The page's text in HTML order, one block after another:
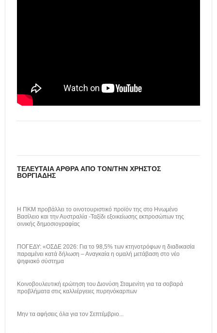
ΤΕΛΕΥΤΑΊΑ ΆΡΘΡΑ ΑΠΌ ΤΟΝ/ΤΗΝ ΧΡΉΣΤΟΣ
ΒΟΡΓΙΆΔΗΣ
H ΠΚΜ προβάλλει το οινοτουριστικό προϊόν της στο Ηνωμένο
Βασίλειο και την Αυστραλία -Ταξίδι εξοικείωσης εκπροσώπων της
οινικής δημοσιογραφίας
ΠΟΓΕΔΥ: «ΟΣΔΕ 2026: Για το 98,5% των κτηνοτρόφων η διαδικασία
παραμένει κατά δήλωση – Αναγκαία η ομαλή μετάβαση στο νέο
ψηφιακό σύστημα
Κοινοβουλευτική ερώτηση του Διονύση Σταμενίτη για τα σοβαρά
προβλήματα στις καλλιέργειες πυρηνόκαρπων
Μην τα αφήσεις όλα για τον Σεπτέμβριο...